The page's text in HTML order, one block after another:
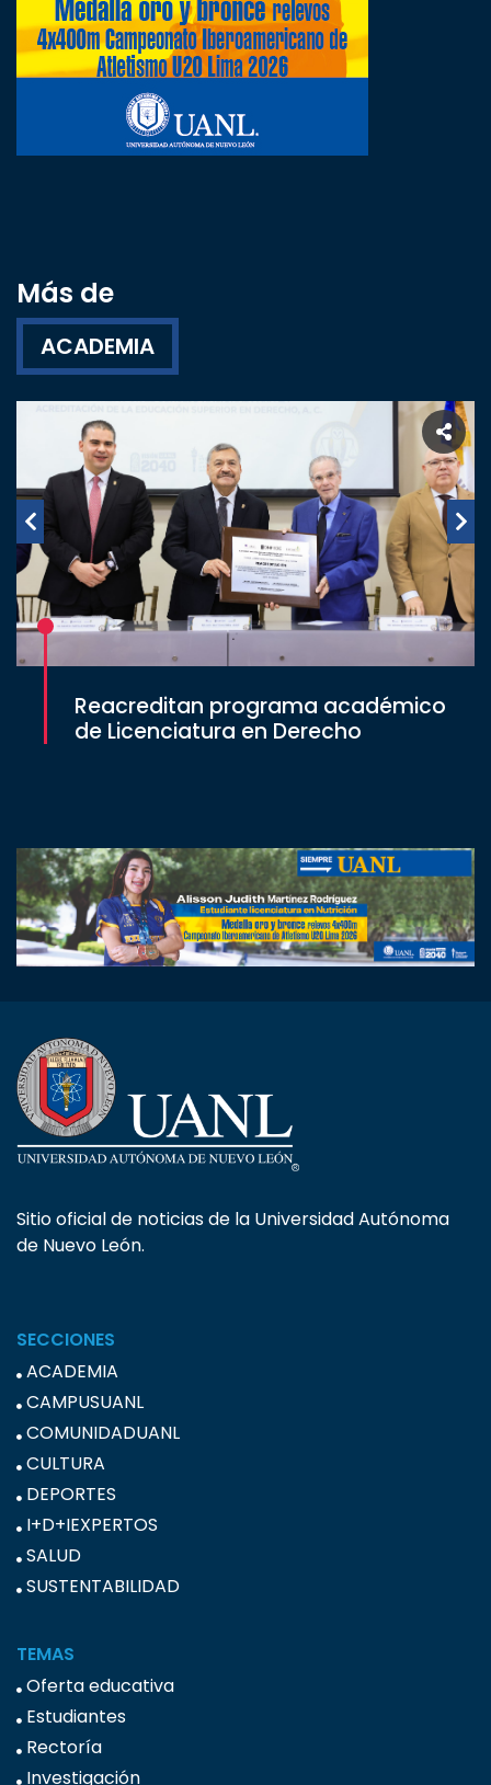
Más de
ACADEMIA
Reacreditan programa académico
de Licenciatura en Derecho
Sitio oficial de noticias de la Universidad Autónoma
de Nuevo León.
SECCIONES
ACADEMIA
CAMPUSUANL
COMUNIDADUANL
CULTURA
DEPORTES
I+D+IEXPERTOS
SALUD
SUSTENTABILIDAD
TEMAS
Oferta educativa
Estudiantes
Rectoría
Investigación